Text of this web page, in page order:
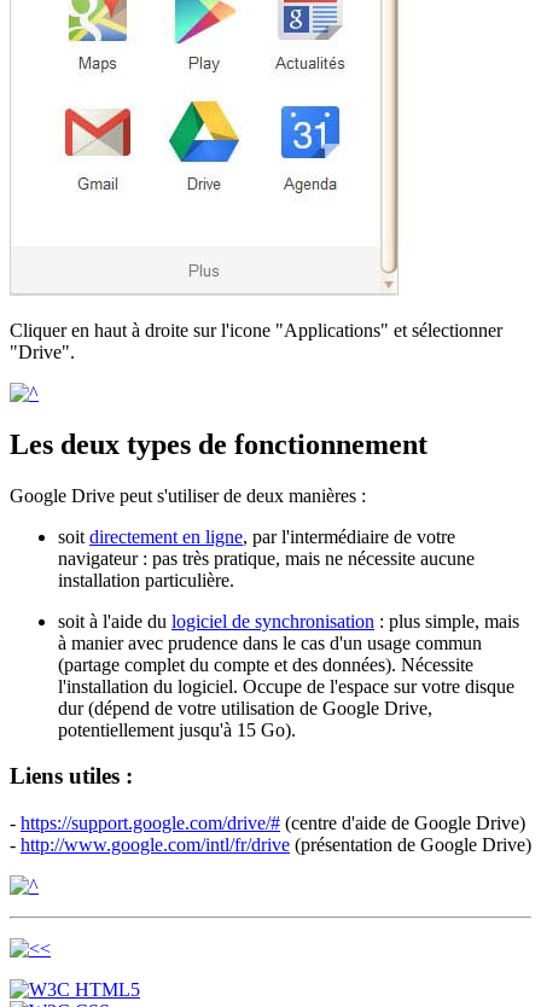
Cliquer en haut à droite sur l'icone "Applications" et sélectionner
"Drive".
Les deux types de fonctionnement
Google Drive peut s'utiliser de deux manières :
soit directement en ligne, par l'intermédiaire de votre
navigateur : pas très pratique, mais ne nécessite aucune
installation particulière.
soit à l'aide du logiciel de synchronisation : plus simple, mais
à manier avec prudence dans le cas d'un usage commun
(partage complet du compte et des données). Nécessite
l'installation du logiciel. Occupe de l'espace sur votre disque
dur (dépend de votre utilisation de Google Drive,
potentiellement jusqu'à 15 Go).
Liens utiles :
- https://support.google.com/drive/# (centre d'aide de Google Drive)
- http://www.google.com/intl/fr/drive (présentation de Google Drive)